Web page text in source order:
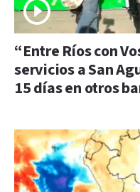
“Entre Ríos con
servicios a San
15 días en otros